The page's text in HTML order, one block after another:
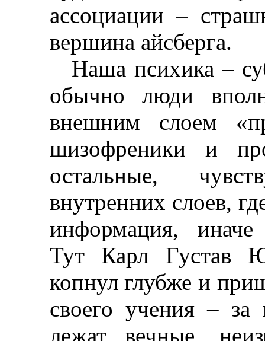
ассоциации–
вершина айсберга.
Наша психика–
обычно люди
внешним слоем
шизофреники и
остальные,
внутренних слоев,
информация, иначе
Тут Карл Густав
копнул глубже и
своего учения–за
лежат вечные,